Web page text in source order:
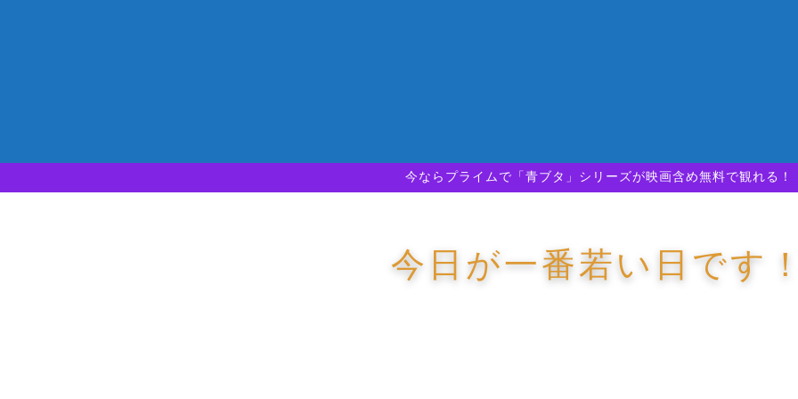
今ならプライムで「青ブタ」シリーズが映画含め無料で観れる！
今日が一番若い日です